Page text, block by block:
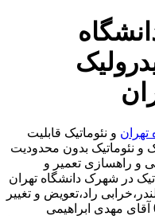
و نئوماتیک قابلیت
نئوماتیک بدون محدودیت
و راهسازی تعمیر و
در شهرک دانشگاه تهران
راد،تعویض و تغییر